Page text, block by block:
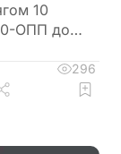
10
ОПП до
об’єкта і
з яких
296